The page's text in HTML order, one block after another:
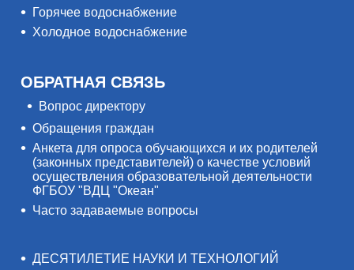
Горячее водоснабжение
Холодное водоснабжение
ОБРАТНАЯ СВЯЗЬ
Вопрос директору
Обращения граждан
Анкета для опроса обучающихся и их родителей
(законных представителей) о качестве условий
осуществления образовательной деятельности
ФГБОУ "ВДЦ "Океан"
Часто задаваемые вопросы
ДЕСЯТИЛЕТИЕ НАУКИ И ТЕХНОЛОГИЙ